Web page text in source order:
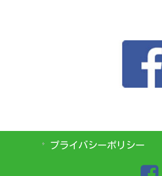
プライバシーポリシー